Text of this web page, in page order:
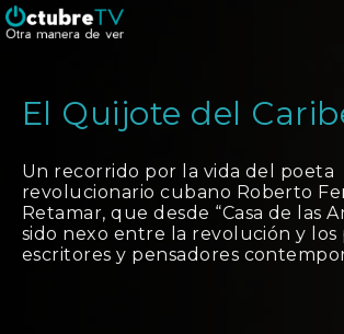
El Quijote del
Un recorrido por la vida del poeta
revolucionario cubano Roberto
Retamar, que desde “Casa de las
sido nexo entre la revolución y los
escritores y pensadores